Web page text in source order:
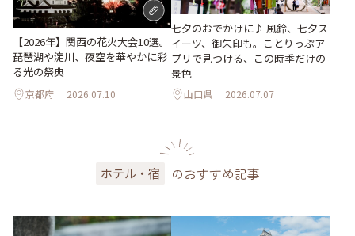
【2026年】関西の花火大会10選。
琵琶湖や淀川、夜空を華やかに彩
る光の祭典
京都府 2026.07.10
七夕のおでかけに♪ 風鈴、七夕ス
イーツ、御朱印も。ことりっぷア
プリで見つける、この時季だけの
景色
山口県 2026.07.07
ホテル・宿 のおすすめ記事